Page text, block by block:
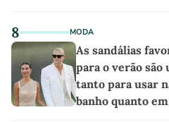
8 MODA
As sandálias
para o verão
tanto para usar
banho quanto